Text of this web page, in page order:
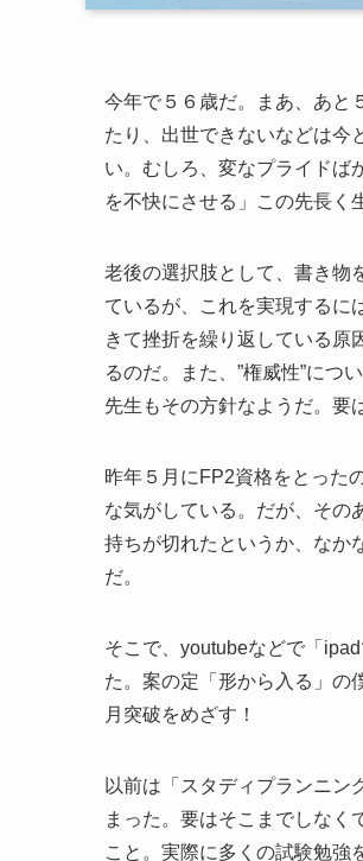
今年で５６歳だ。まあ、あと
たり、出世できないなどは今
い。むしろ、変なプライドば
を不快にさせる」この先長く
老後の選択肢として、書き物
ているが、これを実現するに
きて挫折を繰り返している原
るのだ。また、”権威性”につ
先生もその方針なようだ。要
昨年５月にFP2資格をとった
な気がしている。だが、そ
持ちが切れたというか、なか
だ。
そこで、youtubeなどで「
た。案の定「形から入る」の
月突破をめざす！
以前は「スタディプランニン
まった。要はそこまでしなく
こと。実際に多くの試験勉強